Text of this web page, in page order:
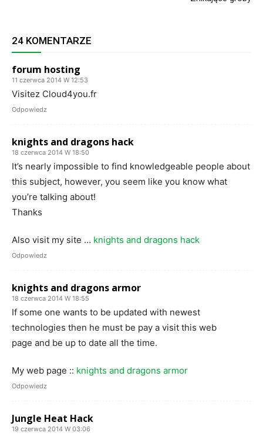
24 KOMENTARZE
forum hosting
11 czerwca 2014 W 12:53
Visitez Cloud4you.fr
Odpowiedz
knights and dragons hack
18 czerwca 2014 W 18:50
It’s nearly impossible to find knowledgeable people about
this subject, however, you seem like you know what
you’re talking about!
Thanks
Also visit my site … knights and dragons hack
Odpowiedz
knights and dragons armor
18 czerwca 2014 W 18:55
If some one wants to be updated with newest
technologies then he must be pay a visit this web
page and be up to date all the time.
My web page :: knights and dragons armor
Odpowiedz
Jungle Heat Hack
19 czerwca 2014 W 03:06